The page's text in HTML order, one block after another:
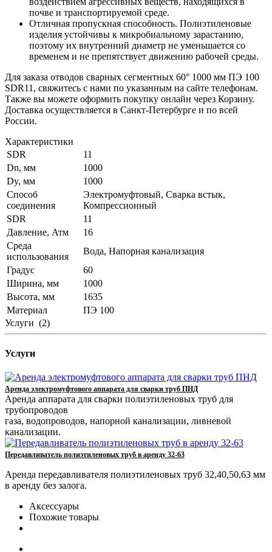
почве и транспортируемой среде.
Отличная пропускная способность. Полиэтиленовые
изделия устойчивы к микробиальному зарастанию,
поэтому их внутренний диаметр не уменьшается со
временем и не препятствует движению рабочей среды.
Для заказа отводов сварных сегментных 60° 1000 мм ПЭ 100
SDR11, свяжитесь с нами по указанным на сайте телефонам.
Также вы можете оформить покупку онлайн через Корзину.
Доставка осуществляется в Санкт-Петербурге и по всей
России.
Характеристики
SDR
11
Dn, мм
1000
Dy, мм
1000
Способ
соединения
Электромуфтовый, Сварка встык,
Компрессионный
SDR
11
Давление, Атм
16
Среда
использования
Вода, Напорная канализация
Градус
60
Ширина, мм
1000
Высота, мм
1635
Материал
ПЭ 100
Услуги (2)
Услуги
Аренда электромуфтового аппарата для сварки труб ПНД
Аренда аппарата для сварки полиэтиленовых труб для
трубопроводов
газа, водопроводов, напорной канализации, ливневой
канализации.
Передавливатель полиэтиленовых труб в аренду 32-63
Аренда передавливателя полиэтиленовых труб 32,40,50,63 мм
в аренду без залога.
Аксессуары
Похожие товары